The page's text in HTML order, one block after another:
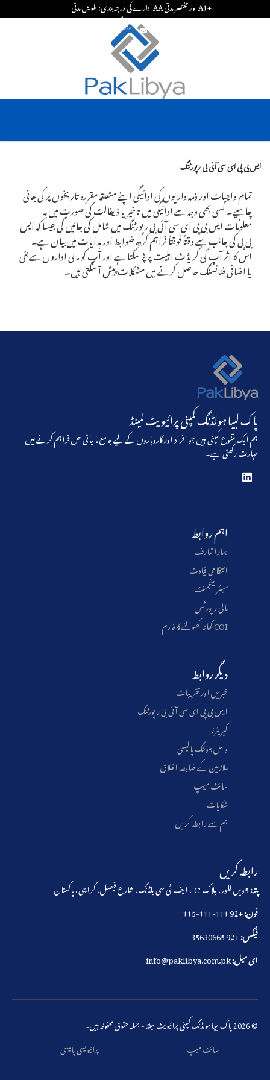
ادارے کی درجہ بندی: طویل مدتی AA اور مختصر مدتی A1+
انگریزیاردو
ایس بی پی ای سی آئی بی رپورٹنگ
تمام واجبات اور ذمہ داریوں کی ادائیگی اپنے متعلقہ مقررہ تاریخوں پر کی جانی
چاہیے۔ کسی بھی وجہ سے ادائیگی میں تاخیر یا ڈیفالٹ کی صورت میں یہ
معلومات ایس بی پی ای سی آئی بی رپورٹنگ میں شامل کی جائیں گی جیسا کہ ایس
بی پی کی جانب سے وقتاً فوقتاً فراہم کردہ ضوابط اور ہدایات میں بیان ہے۔
اس کا اثر آپ کی کریڈٹ اہلیت پر پڑ سکتا ہے اور آپ کو مالی اداروں سے نئی
یا اضافی فنانسنگ حاصل کرنے میں مشکلات پیش آ سکتی ہیں۔
پاک لبیا ہولڈنگ کمپنی پرائیویٹ لمیٹڈ
ہم ایک متنوع کمپنی ہیں جو افراد اور کاروباروں کے لیے جامع مالیاتی حل فراہم کرنے میں
مہارت رکھتی ہے۔
اہم روابط
ہمارا تعارف
انتظامی قیادت
سینئر مینجمنٹ
مالی رپورٹس
COI کھاتہ کھولنے کا فارم
دیگر روابط
خبریں اور تقریبات
ایس بی پی ای سی آئی بی رپورٹنگ
کیریئرز
وسل بلوئنگ پالیسی
ملازمین کے ضابطہ اخلاق
سائٹ میپ
شکایات
ہم سے رابطہ کریں
رابطہ کریں
پتہ:
فون:+92 111-111-115
فیکس:+92 35630665
ای میل:
© 2026 پاک لبیا ہولڈنگ کمپنی پرائیویٹ لمیٹڈ - جملہ حقوق محفوظ ہیں۔
سائٹ میپ
پرائیویسی پالیسی